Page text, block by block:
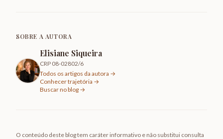
SOBRE A AUTORA
Elisiane Siqueira
CRP 08-02802/6
Todos os artigos da autora →
Conhecer trajetória →
Buscar no blog →
O conteúdo deste blog tem caráter informativo e não substitui consulta